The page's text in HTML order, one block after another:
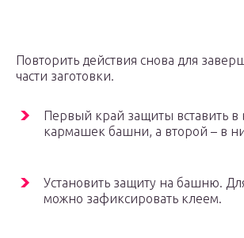
Повторить действия снова для
части заготовки.
Первый край защиты вставить в
кармашек башни, а второй – в
Установить защиту на башню.
можно зафиксировать клеем.